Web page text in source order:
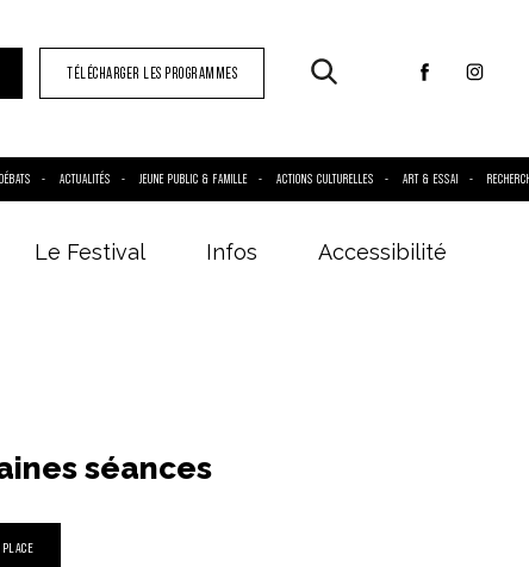
TÉLÉCHARGER LES PROGRAMMES
DÉBATS ACTUALITÉS JEUNE PUBLIC & FAMILLE ACTIONS CULTURELLES ART & ESSAI
Le Festival Infos Accessibilité
séances